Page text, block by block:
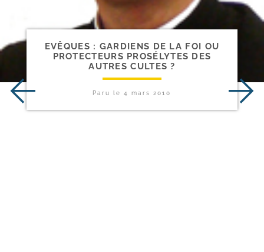
EVÊQUES : GARDIENS DE LA FOI OU
PROTECTEURS PROSÉLYTES DES
AUTRES CULTES ?
Paru le4 mars 2010